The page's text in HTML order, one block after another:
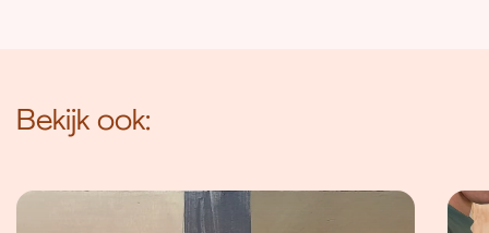
Bekijk ook: